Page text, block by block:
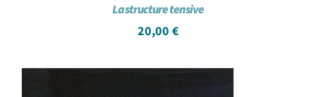
La structure tensive
20,00 €